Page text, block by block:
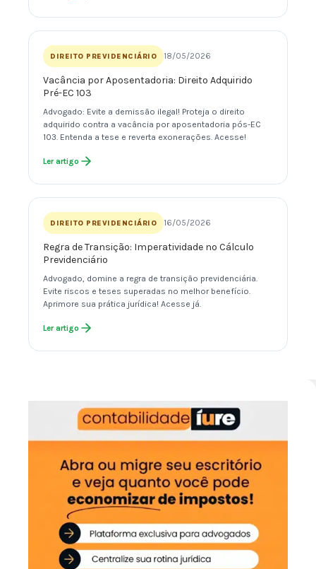
DIREITO PREVIDENCIÁRIO 18/05/2026
Vacância por Aposentadoria: Direito Adquirido
Pré-EC 103
Advogado: Evite a demissão ilegal! Proteja o direito
adquirido contra a vacância por aposentadoria pós-EC
103. Entenda a tese e reverta exonerações. Acesse!
Ler artigo
DIREITO PREVIDENCIÁRIO 16/05/2026
Regra de Transição: Imperatividade no Cálculo
Previdenciário
Advogado, domine a regra de transição previdenciária.
Evite riscos e teses superadas no melhor benefício.
Aprimore sua prática jurídica! Acesse já.
Ler artigo